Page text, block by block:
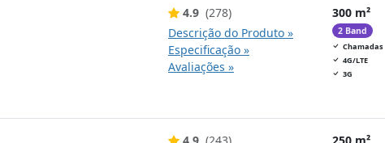
4.9 (278)
Descrição do Produto »
Especificação »
Avaliações »
300 m²
2 Band
Chamadas
4G/LTE
3G